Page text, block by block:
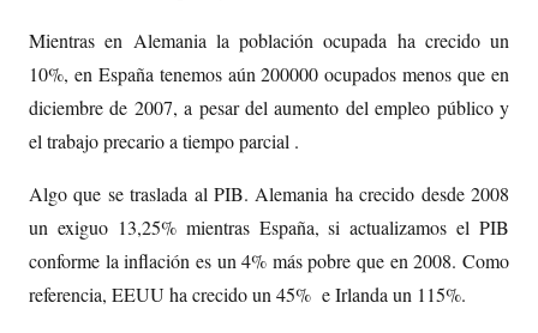
Mientras en Alemania la población ocupada ha crecido un
10%, en España tenemos aún 200000 ocupados menos que en
diciembre de 2007, a pesar del aumento del empleo público y
el trabajo precario a tiempo parcial .
Algo que se traslada al PIB. Alemania ha crecido desde 2008
un exiguo 13,25% mientras España, si actualizamos el PIB
conforme la inflación es un 4% más pobre que en 2008. Como
referencia, EEUU ha crecido un 45% e Irlanda un 115%.